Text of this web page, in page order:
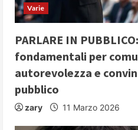
Varie
PARLARE IN
fondamentali per
autorevolezza e
pubblico
zary 11 Marzo 2026